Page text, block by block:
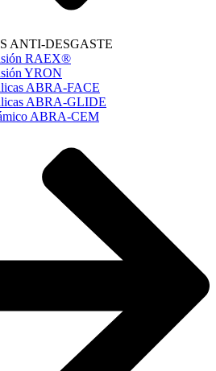
ANTI-DESGASTE
RAEX®
YRON
ABRA-FACE
ABRA-GLIDE
ABRA-CEM